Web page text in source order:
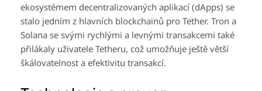
ekosystémem decentralizovaných aplikací (dApps) se
stalo jedním z hlavních blockchainů pro Tether. Tron a
Solana se svými rychlými a levnými transakcemi také
přilákaly uživatele Tetheru, což umožňuje ještě větší
škálovatelnost a efektivitu transakcí.